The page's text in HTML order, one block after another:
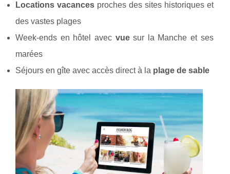
Locations vacancesproches des sites historiques et
des vastes plages
Week-ends en hôtel avec vuesur la Manche et ses
marées
Séjours en gîte avec accès direct à la plage de sable